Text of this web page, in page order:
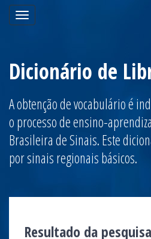
Toggle
navigation
Dicionário de
A obtenção de vocabulário é
o processo de ensino-
Brasileira de Sinais. Este
por sinais regionais básicos.
Resultado da pesquisa